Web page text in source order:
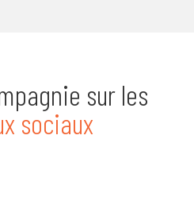
sur les
sociaux